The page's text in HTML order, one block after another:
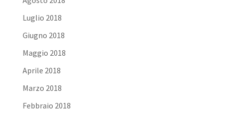
Luglio 2018
Giugno 2018
Maggio 2018
Aprile 2018
Marzo 2018
Febbraio 2018